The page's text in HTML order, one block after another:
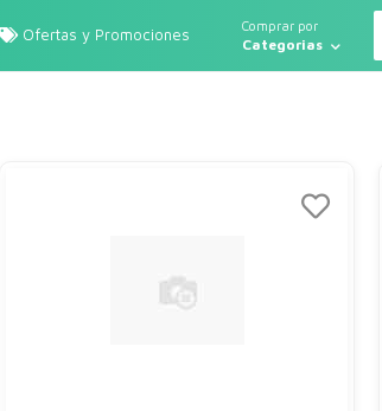
Ofertas y Promociones Comprar por
Categorias